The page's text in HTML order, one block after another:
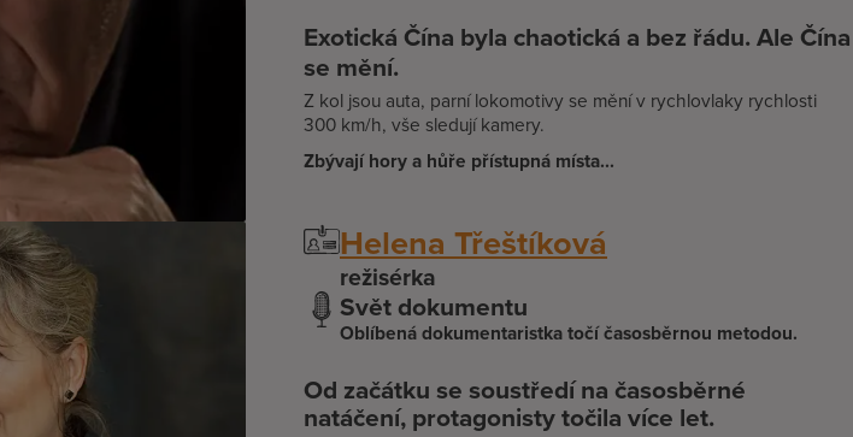
Exotická Čína byla chaotická a bez řádu. Ale Čína
se mění.
Z kol jsou auta, parní lokomotivy se mění v rychlovlaky rychlosti
300 km/h, vše sledují kamery.
Zbývají hory a hůře přístupná místa...
Helena Třeštíková
režisérka
Svět dokumentu
Oblíbená dokumentaristka točí časosběrnou metodou.
Od začátku se soustředí na časosběrné
natáčení, protagonisty točila více let.